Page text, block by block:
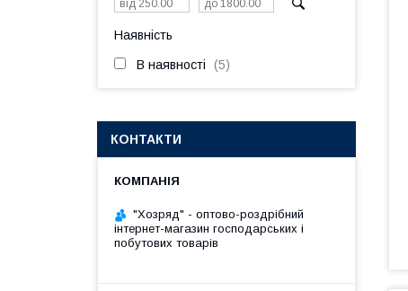
Наявність
В наявності 5
КОНТАКТИ
"Хозряд" - оптово-роздрібний
інтернет-магазин господарських і
побутових товарів